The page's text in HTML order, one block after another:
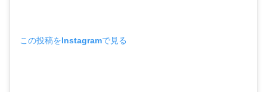
この投稿をInstagramで見る